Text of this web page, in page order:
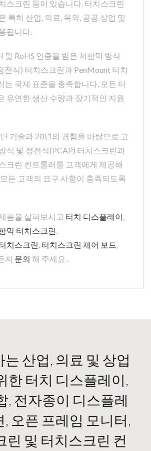
스크린 등이 있습니다. 터치스크린
특히 산업, 의료, 옥외, 공공 상업 및
됩니다.
및 RoHS 인증을 받은 저항막 방식
전식) 터치스크린과 PenMount 터치
는 국제 표준을 충족합니다. 모든 터
유연한 생산 수량과 장기적인 지원
기술과 20년의 경험을 바탕으로 고
식 및 정전식(PCAP) 터치스크린과
크린 컨트롤러를 고객에게 제공해
든 고객의 요구 사항이 충족되도록
품을 살펴보시고 터치 디스플레이,
막 터치스크린,
치스크린, 터치스크린 제어 보드,
지 문의 해 주세요 .
산업, 의료 및 상업
한 터치 디스플레이,
, 전자종이 디스플레
, 오픈 프레임 모니터,
린 및 터치스크린 컨